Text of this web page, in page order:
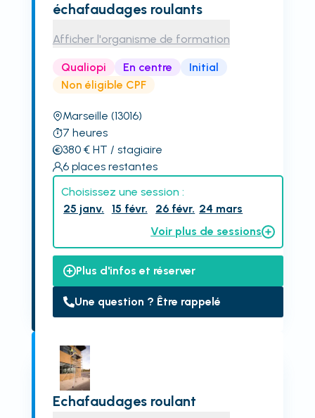
échafaudages roulants
Afficher l'organisme de formation
Qualiopi En centre
Initial
Non éligible CPF
Marseille (13016)
7 heures
380€ HT / stagiaire
6 places restantes
Choisissez une session :
25 janv.
15 févr. 26 févr. 24 mars
Voir plus de sessions
Plus d'infos et réserver
Une question ? Être rappelé
Echafaudages roulant